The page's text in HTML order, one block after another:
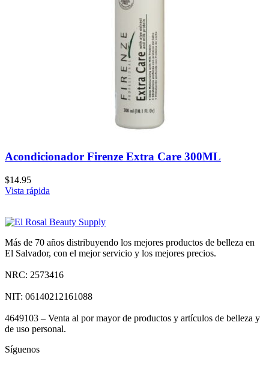
Acondicionador Firenze Extra Care 300ML
$14.95
Vista rápida
Más de 70 años distribuyendo los mejores productos de belleza en
El Salvador, con el mejor servicio y los mejores precios.
NRC: 2573416
NIT: 06140212161088
4649103 – Venta al por mayor de productos y artículos de belleza y
de uso personal.
Síguenos